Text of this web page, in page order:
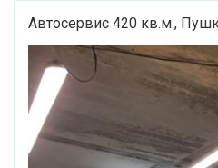
Автосервис 420 кв.м.,